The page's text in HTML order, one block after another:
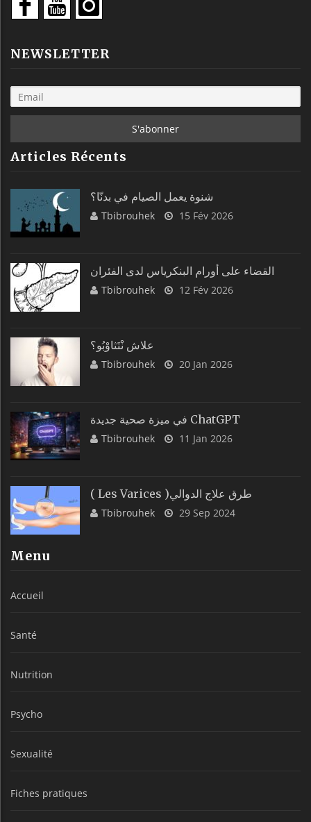
NEWSLETTER
Articles Récents
شنوة يعمل الصيام في بدنّا؟
Tbibrouhek 15 Fév 2026
القضاء على أورام البنكرياس لدى الفئران
Tbibrouhek 12 Fév 2026
علاش نْتَثاوْبُو؟
Tbibrouhek 20 Jan 2026
في ميزة صحية جديدة ChatGPT
Tbibrouhek 11 Jan 2026
( Les Varices )طرق علاج الدوالي
Tbibrouhek 29 Sep 2024
Menu
Accueil
Santé
Nutrition
Psycho
Sexualité
Fiches pratiques